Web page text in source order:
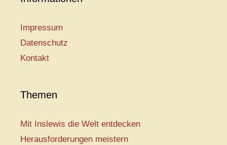
Impressum
Datenschutz
Kontakt
Themen
Mit Inslewis die Welt entdecken
Herausforderungen meistern